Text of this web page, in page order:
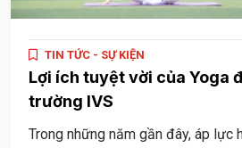
TIN TỨC - SỰ KIỆN
Lợi ích tuyệt vời của Yoga
trường IVS
Trong những năm gần đây, áp lực